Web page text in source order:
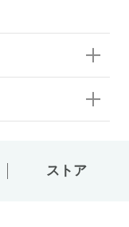
ストア